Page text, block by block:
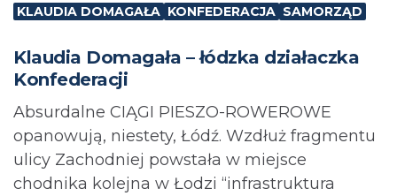
KLAUDIA DOMAGAŁA KONFEDERACJA SAMORZĄD
Klaudia Domagała – łódzka działaczka
Konfederacji
Absurdalne CIĄGI PIESZO-ROWEROWE
opanowują, niestety, Łódź. Wzdłuż fragmentu
ulicy Zachodniej powstała w miejsce
chodnika kolejna w Łodzi “infrastruktura